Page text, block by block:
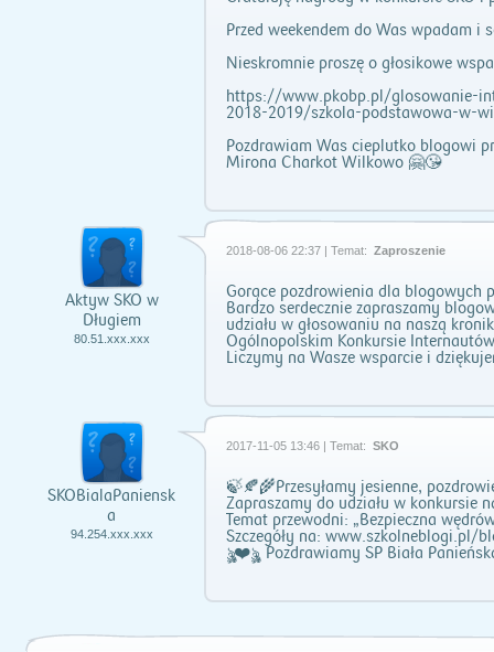
Przed weekendem do Was wpadam i
Nieskromnie proszę o głosikowe
https://www.pkobp.pl/glosowanie-
2018-2019/szkola-podstawowa-w-
Pozdrawiam Was cieplutko blogowi
Mirona Charkot Wilkowo 🤗😘
Aktyw SKO w
Długiem
80.51.xxx.xxx
2018-08-06 22:37 | Temat: Zaproszenie
Gorące pozdrowienia dla blogowych
Bardzo serdecznie zapraszamy
udziału w głosowaniu na naszą
Ogólnopolskim Konkursie
Liczymy na Wasze wsparcie i
SKOBialaPaniensk
a
94.254.xxx.xxx
2017-11-05 13:46 | Temat: SKO
🍃🍂🌾Przesyłamy jesienne,
Zapraszamy do udziału w konkursie
Temat przewodni: „Bezpieczna
Szczegóły na: www.szkolneblogi.pl/
ৡৣ❤️ৡৣ Pozdrawiamy SP Biała